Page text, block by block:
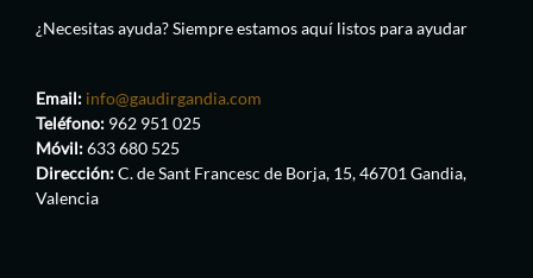
¿Necesitas ayuda? Siempre estamos aquí listos para ayudar
Email: info@gaudirgandia.com
Teléfono: 962 951 025
Móvil:633 680 525
Dirección:C. de Sant Francesc de Borja, 15, 46701 Gandia,
Valencia